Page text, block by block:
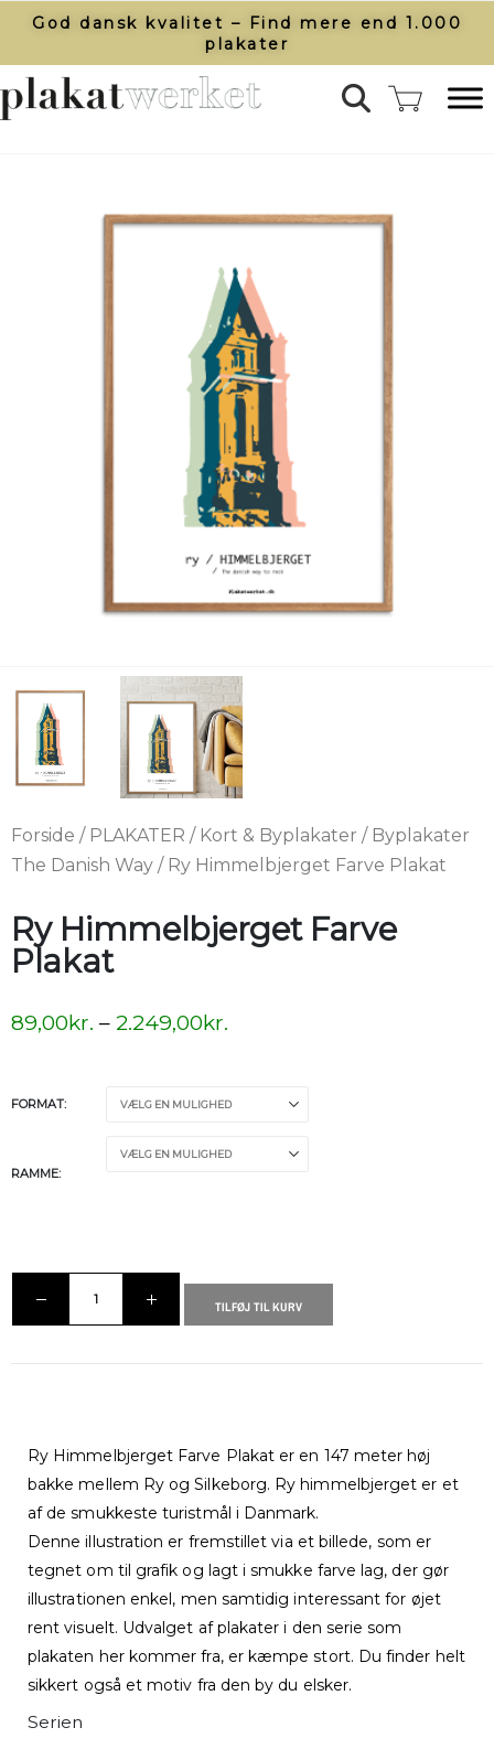
God dansk kvalitet – Find mere end 1.000
plakater​
Forside / PLAKATER / Kort & Byplakater / Byplakater
The Danish Way / Ry Himmelbjerget Farve Plakat
Ry Himmelbjerget Farve
Plakat
89,00kr. – 2.249,00kr.
FORMAT
RAMME
TILFØJ TIL KURV
Ry Himmelbjerget Farve Plakat er en 147 meter høj
bakke mellem Ry og Silkeborg. Ry himmelbjerget er et
af de smukkeste turistmål i Danmark.
Denne illustration er fremstillet via et billede, som er
tegnet om til grafik og lagt i smukke farve lag, der gør
illustrationen enkel, men samtidig interessant for øjet
rent visuelt. Udvalget af plakater i den serie som
plakaten her kommer fra, er kæmpe stort. Du finder helt
sikkert også et motiv fra den by du elsker.
Serien